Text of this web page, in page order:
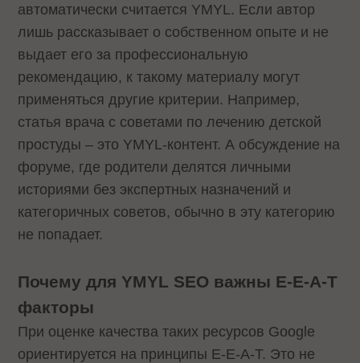
автоматически считается YMYL. Если автор
лишь рассказывает о собственном опыте и не
выдает его за профессиональную
рекомендацию, к такому материалу могут
применяться другие критерии. Например,
статья врача с советами по лечению детской
простуды – это YMYL-контент. А обсуждение на
форуме, где родители делятся личными
историями без экспертных назначений и
категоричных советов, обычно в эту категорию
не попадает.
Почему для YMYL SEO важны E-E-A-T
факторы
При оценке качества таких ресурсов Google
ориентируется на принципы E-E-A-T. Это не